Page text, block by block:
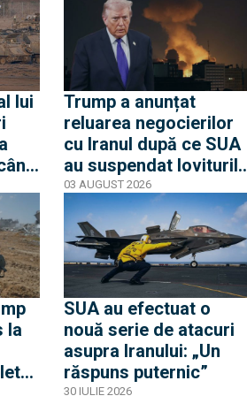
lui
Trump a anunțat
reluarea negocierilor
cu Iranul după ce SUA
au suspendat loviturile
împotriva statului din
Golf
03 AUGUST 2026
la
SUA au efectuat o
nouă serie de atacuri
asupra Iranului: „Un
răspuns puternic”
30 IULIE 2026